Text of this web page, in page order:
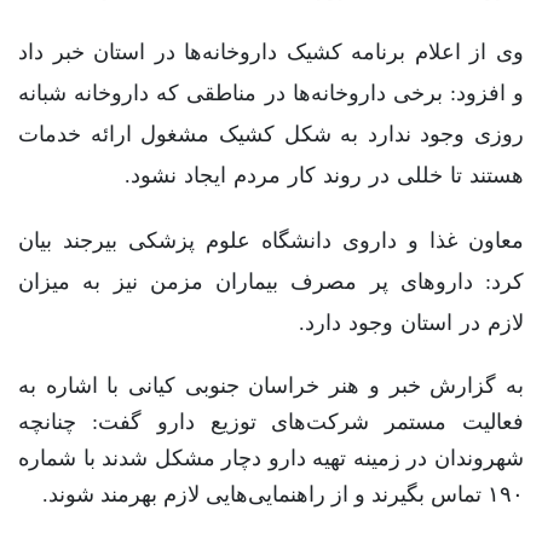
وی از اعلام برنامه کشیک داروخانه‌ها در استان خبر داد
و افزود: برخی داروخانه‌ها در مناطقی که داروخانه شبانه
روزی وجود ندارد به شکل کشیک مشغول ارائه خدمات
هستند تا خللی در روند کار مردم ایجاد نشود.
معاون غذا و داروی دانشگاه علوم پزشکی بیرجند بیان
کرد: داروهای پر مصرف بیماران مزمن نیز به میزان
لازم در استان وجود دارد.
به گزارش خبر و هنر خراسان جنوبی کیانی با اشاره به
فعالیت مستمر شرکت‌های توزیع دارو گفت: چنانچه
شهروندان در زمینه تهیه دارو دچار مشکل شدند با شماره
۱۹۰ تماس بگیرند و از راهنمایی‌هایی لازم بهرمند شوند.